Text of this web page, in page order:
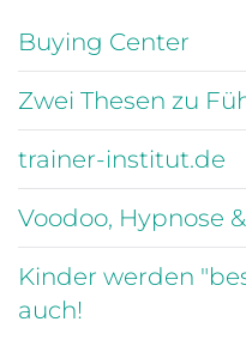
Buying Center
Zwei Thesen zu
trainer-institut.de
Voodoo, Hypnose
Kinder werden
auch!